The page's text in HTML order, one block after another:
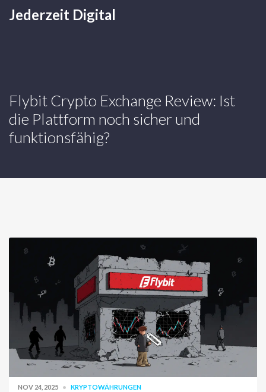
Jederzeit Digital
Flybit Crypto Exchange Review: Ist
die Plattform noch sicher und
funktionsfähig?
NOV 24, 2025 KRYPTOWÄHRUNGEN